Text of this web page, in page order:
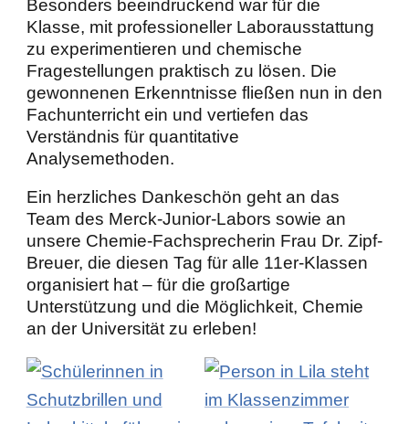
Besonders beeindruckend war für die
Klasse, mit professioneller Laborausstattung
zu experimentieren und chemische
Fragestellungen praktisch zu lösen. Die
gewonnenen Erkenntnisse fließen nun in den
Fachunterricht ein und vertiefen das
Verständnis für quantitative
Analysemethoden.
Ein herzliches Dankeschön geht an das
Team des Merck-Junior-Labors sowie an
unsere Chemie-Fachsprecherin Frau Dr. Zipf-
Breuer, die diesen Tag für alle 11er-Klassen
organisiert hat – für die großartige
Unterstützung und die Möglichkeit, Chemie
an der Universität zu erleben!